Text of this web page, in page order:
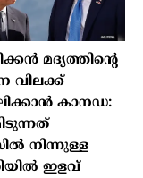
മദ്യത്തിന്റെ
വിലക്ക്
കാനഡ:
നിന്നുള്ള
ഇളവ്